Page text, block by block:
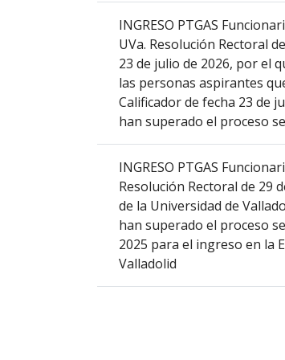
INGRESO PTGAS
UVa. Resolución Rectoral
23 de julio de 2026, por el
las personas aspirantes
Calificador de fecha 23 de
han superado el proceso
INGRESO PTGAS
Resolución Rectoral de 29
de la Universidad de
han superado el proceso
2025 para el ingreso en la
Valladolid